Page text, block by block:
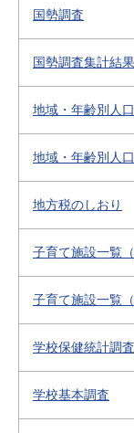
国勢調査
国勢調査集計結
地域・年齢別人
地域・年齢別人
地方税のしおり
子育て施設一覧
子育て施設一覧
学校保健統計調査
学校基本調査